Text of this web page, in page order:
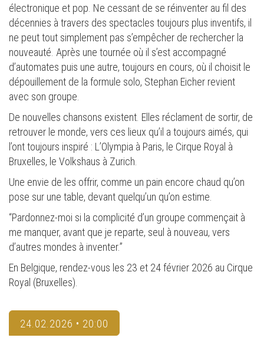
électronique et pop. Ne cessant de se réinventer au fil des
décennies à travers des spectacles toujours plus inventifs, il
ne peut tout simplement pas s’empêcher de rechercher la
nouveauté. Après une tournée où il s’est accompagné
d’automates puis une autre, toujours en cours, où il choisit le
dépouillement de la formule solo, Stephan Eicher revient
avec son groupe.
De nouvelles chansons existent. Elles réclament de sortir, de
retrouver le monde, vers ces lieux qu’il a toujours aimés, qui
l’ont toujours inspiré : L’Olympia à Paris, le Cirque Royal à
Bruxelles, le Volkshaus à Zurich.
Une envie de les offrir, comme un pain encore chaud qu’on
pose sur une table, devant quelqu’un qu’on estime.
“Pardonnez-moi si la complicité d’un groupe commençait à
me manquer, avant que je reparte, seul à nouveau, vers
d’autres mondes à inventer.”
En Belgique, rendez-vous les 23 et 24 février 2026 au Cirque
Royal (Bruxelles).
24.02.2026 • 20:00